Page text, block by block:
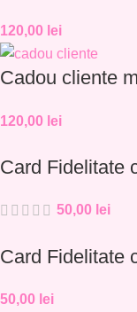
120,00 lei
Cadou cliente
120,00 lei
Card Fidelitate
50,00 lei
Card Fidelitate
50,00 lei